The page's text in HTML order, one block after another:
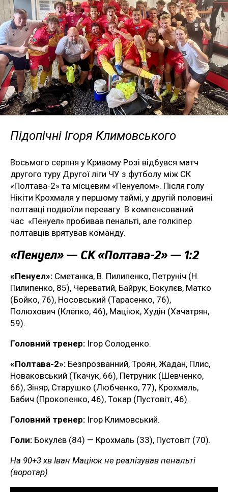
Підопічні Ігоря Климовського
Восьмого серпня у Кривому Розі відбувся матч
другого туру Другої ліги ЧУ з футболу між СК
«Полтава-2» та місцевим «Пенуелом». Після голу
Нікіти Крохмаля у першому таймі, у другій половині
полтавці подвоїли перевагу. В компенсований
час «Пенуел» пробивав пенальті, але голкіпер
полтавців врятував команду.
«Пенуел» — СК «Полтава-2» — 1:2
«Пенуел»: Сметанка, В. Пилипенко, Петруніч (Н.
Пилипенко, 85), Череватий, Байрук, Бокулєв, Матко
(Бойко, 76), Носовський (Тарасенко, 76),
Полюхович (Клепко, 46), Маціюк, Худін (Хачатрян,
59).
Головний тренер: Ігор Солоденко.
«Полтава-2»: Безпрозванний, Троян, Жадан, Плис,
Новаковський (Ткачук, 66), Петруник (Шевченко,
66), Зіняр, Старушко (Любченко, 77), Крохмаль,
Бабич (Прокопенко, 46), Токар (Пустовіт, 46).
Головний тренер: Ігор Климовський.
Голи: Бокулєв (84) — Крохмаль (33), Пустовіт (70).
На 90+3 хв Іван Маціюк не реалізував пенальті
(воротар)